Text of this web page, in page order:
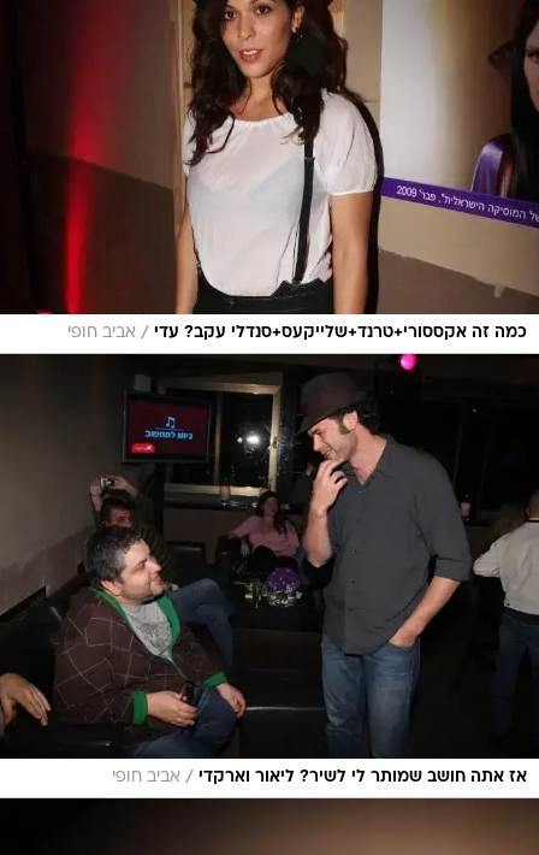
כמה זה אקססורי+טרנד+שלייקעס+סנדלי עקב? עדי / אביב חופי
אז אתה חושב שמותר לי לשיר? ליאור וארקדי / אביב חופי